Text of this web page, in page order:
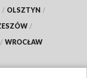
/ OLSZTYN /
/
/ WROCŁAW